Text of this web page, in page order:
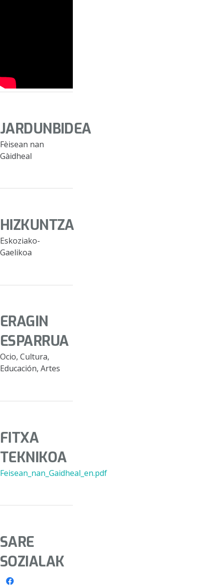
JARDUNBIDEA
Fèisean nan
Gàidheal
HIZKUNTZA
Eskoziako-
Gaelikoa
ERAGIN
ESPARRUA
Ocio, Cultura,
Educación, Artes
FITXA
TEKNIKOA
Feisean_nan_Gaidheal_en.pdf
SARE
SOZIALAK